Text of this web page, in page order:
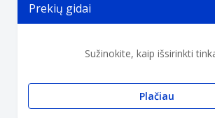
Prekių gidai
Sužinokite, kaip išsirinkti
Plačiau